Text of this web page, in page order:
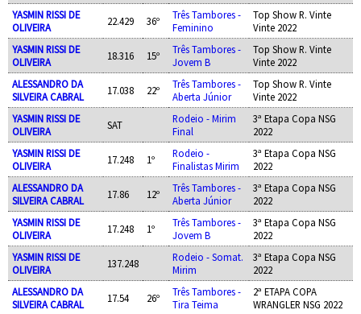
YASMIN RISSI DE
OLIVEIRA
22.429 36º
Três Tambores -
Feminino
Top Show R. Vinte
Vinte 2022
YASMIN RISSI DE
OLIVEIRA
18.316 15º
Três Tambores -
Jovem B
Top Show R. Vinte
Vinte 2022
ALESSANDRO DA
SILVEIRA CABRAL
17.038 22º
Três Tambores -
Aberta Júnior
Top Show R. Vinte
Vinte 2022
YASMIN RISSI DE
OLIVEIRA
SAT
Rodeio - Mirim
Final
3ª Etapa Copa NSG
2022
YASMIN RISSI DE
OLIVEIRA
17.248 1º
Rodeio -
Finalistas Mirim
3ª Etapa Copa NSG
2022
ALESSANDRO DA
SILVEIRA CABRAL
17.86 12º
Três Tambores -
Aberta Júnior
3ª Etapa Copa NSG
2022
YASMIN RISSI DE
OLIVEIRA
17.248 1º
Três Tambores -
Jovem B
3ª Etapa Copa NSG
2022
YASMIN RISSI DE
OLIVEIRA
137.248
Rodeio - Somat.
Mirim
3ª Etapa Copa NSG
2022
ALESSANDRO DA
SILVEIRA CABRAL
17.54 26º
Três Tambores -
Tira Teima
2ª ETAPA COPA
WRANGLER NSG 2022